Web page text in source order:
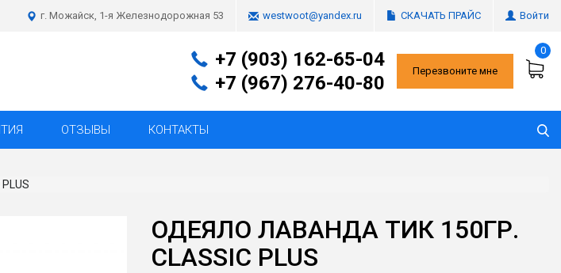
г. Можайск, 1-я Железнодорожная 53 westwoot@yandex.ru СКАЧАТЬ ПРАЙС Войти
+7 (903) 162-65-04
+7 (967) 276-40-80
Перезвоните мне
0
ОТЗЫВЫ КОНТАКТЫ
ОДЕЯЛО ЛАВАНДА ТИК 150ГР.
CLASSIC PLUS